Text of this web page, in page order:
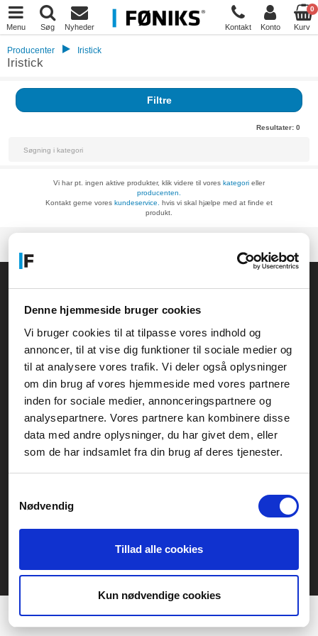
Denne hjemmeside bruger cookies
Vi bruger cookies til at tilpasse vores indhold og
annoncer, til at vise dig funktioner til sociale medier og
til at analysere vores trafik. Vi deler også oplysninger
om din brug af vores hjemmeside med vores partnere
inden for sociale medier, annonceringspartnere og
analysepartnere. Vores partnere kan kombinere disse
data med andre oplysninger, du har givet dem, eller
som de har indsamlet fra din brug af deres tjenester.
Nødvendig
Tillad alle cookies
Kun nødvendige cookies
Menu Søg Nyheder Kontakt Konto
0
Kurv
Producenter Iristick
Iristick
Filtre
Resultater: 0
Vi har pt. ingen aktive produkter, klik videre til vores kategori eller
producenten.
Kontakt gerne vores kundeservice.
hvis vi skal hjælpe med at finde et
produkt.
Anelystparken 33B, 8381 Tilst
Generelle henvendelser:
kontakt@fcomputer.dk
Service- og reklamationsafdelingen:
Sitemap
3 ugers returret Datasikkerhed/Cookies